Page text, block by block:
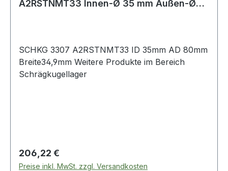
A2RSTNMT33 Innen-Ø 35 mm Außen-Ø
SCHKG 3307 A2RSTNMT33 ID 35mm AD 80mm
Breite34,9mm Weitere Produkte im Bereich
Schrägkugellager
Regulärer Preis:
206,22 €
Preise inkl. MwSt. zzgl. Versandkosten